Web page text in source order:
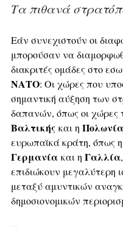
Τα πιθανά
Εάν συνεχιστούν οι
μπορούσαν να
διακριτές ομάδες στο
ΝΑΤΟ: Οι χώρες που
σημαντική αύξηση των
δαπανών, όπως οι χώρες
Βαλτικής και η Πολωνία
ευρωπαϊκά κράτη, όπως η
Γερμανία και η Γαλλία
επιδιώκουν μεγαλύτερη
μεταξύ αμυντικών
δημοσιονομικών